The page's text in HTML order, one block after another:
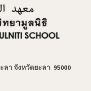
ลา จังหวัดยะลา 95000